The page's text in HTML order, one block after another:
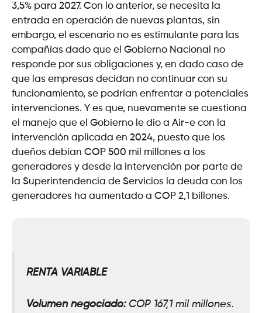
3,5% para 2027. Con lo anterior, se necesita la
entrada en operación de nuevas plantas, sin
embargo, el escenario no es estimulante para las
compañías dado que el Gobierno Nacional no
responde por sus obligaciones y, en dado caso de
que las empresas decidan no continuar con su
funcionamiento, se podrían enfrentar a potenciales
intervenciones. Y es que, nuevamente se cuestiona
el manejo que el Gobierno le dio a Air-e con la
intervención aplicada en 2024, puesto que los
dueños debían COP 500 mil millones a los
generadores y desde la intervención por parte de
la Superintendencia de Servicios la deuda con los
generadores ha aumentado a COP 2,1 billones.
RENTA VARIABLE
Volumen negociado: COP 167,1 mil millones.